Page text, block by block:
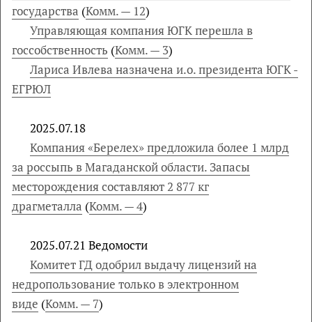
государства (Комм. — 12)
Управляющая компания ЮГК перешла в
госсобственность (Комм. — 3)
Лариса Ивлева назначена и.о. президента ЮГК -
ЕГРЮЛ
2025.07.18
Компания «Берелех» предложила более 1 млрд
за россыпь в Магаданской области. Запасы
месторождения составляют 2 877 кг
драгметалла (Комм. — 4)
2025.07.21 Ведомости
Комитет ГД одобрил выдачу лицензий на
недропользование только в электронном
виде (Комм. — 7)